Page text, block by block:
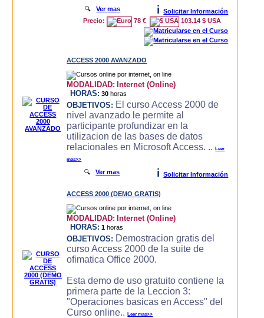
🔍Ver mas i
Solicitar Información
Precio:
78 € 103.14 $ USA
ACCESS 2000 AVANZADO
MODALIDAD: Internet (Online)
HORAS: 30 horas
OBJETIVOS: El curso Access 2000 de
nivel avanzado le permite al
participante profundizar en la
utilizacion de las bases de datos
relacionales en Microsoft Access. ..Leer
mas>>
🔍Ver mas i Solicitar Información
ACCESS 2000 (DEMO GRATIS)
MODALIDAD: Internet (Online)
HORAS: 1 horas
OBJETIVOS: Demostracion gratis del
curso Access 2000 de la suite de
ofimatica Office 2000.
Esta demo de uso gratuito contiene la
primera parte de la Leccion 3:
"Operaciones basicas en Access" del
Curso online..Leer mas>>